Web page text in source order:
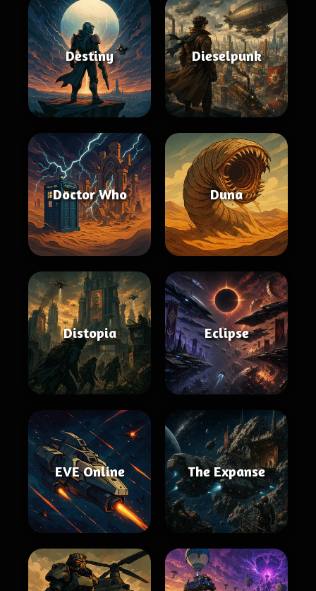
Destiny Dieselpunk
Doctor Who Duna
Distopia Eclipse
EVE Online The Expanse